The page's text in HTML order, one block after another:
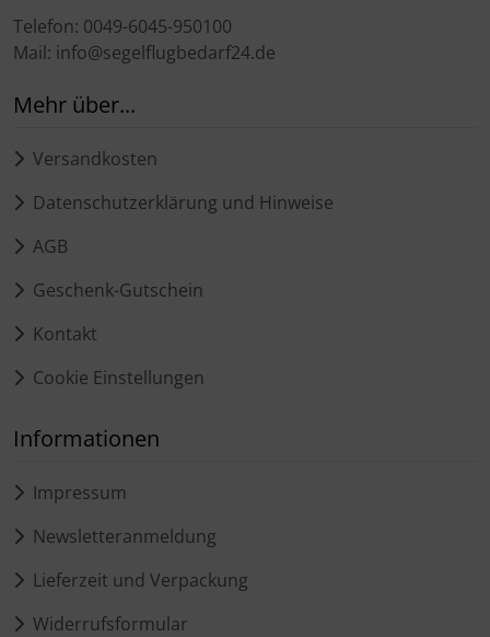
Telefon: 0049-6045-950100
Mail: info@segelflugbedarf24.de
Mehr über...
Versandkosten
Datenschutzerklärung und Hinweise
AGB
Geschenk-Gutschein
Kontakt
Cookie Einstellungen
Informationen
Impressum
Newsletteranmeldung
Lieferzeit und Verpackung
Widerrufsformular